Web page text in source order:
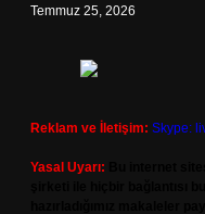
Temmuz 25, 2026
Reklam ve İletişim: Skype:
Yasal Uyarı: